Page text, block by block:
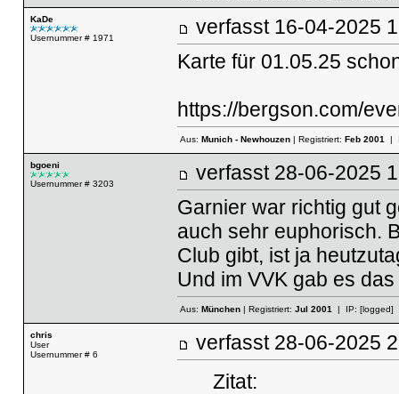
KaDe
Usernummer # 1971
verfasst 16-04-
Karte für 01.05.25
https://bergson.com/
Aus: Munich - Newhouzen| Registriert: Feb 2001|
bgoeni
Usernummer # 3203
verfasst 28-06-
Garnier war richtig gut
auch sehr euphorisch.
Club gibt, ist ja
Und im VVK gab es
Aus: München| Registriert: Jul 2001| IP: [logged]
chris
User
Usernummer # 6
verfasst 28-06-
Zitat: